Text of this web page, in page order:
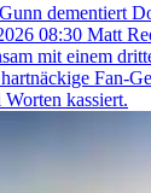
dementiert
08:30 Matt
mit einem
Fan-
kassiert.